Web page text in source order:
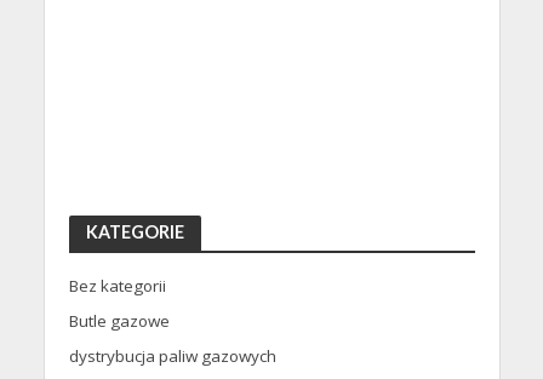
KATEGORIE
Bez kategorii
Butle gazowe
dystrybucja paliw gazowych